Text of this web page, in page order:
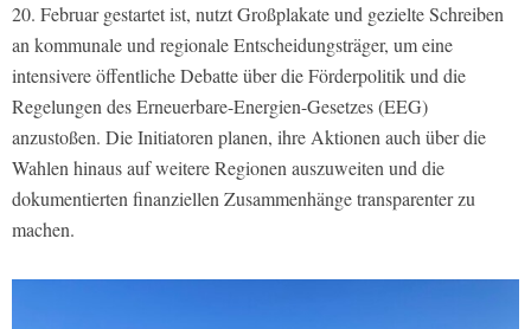
20. Februar gestartet ist, nutzt Großplakate und gezielte Schreiben
an kommunale und regionale Entscheidungsträger, um eine
intensivere öffentliche Debatte über die Förderpolitik und die
Regelungen des Erneuerbare-Energien-Gesetzes (EEG)
anzustoßen. Die Initiatoren planen, ihre Aktionen auch über die
Wahlen hinaus auf weitere Regionen auszuweiten und die
dokumentierten finanziellen Zusammenhänge transparenter zu
machen.